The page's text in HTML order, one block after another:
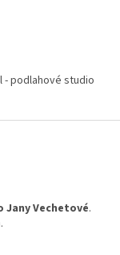
- podlahové studio
Jany Vechetové.